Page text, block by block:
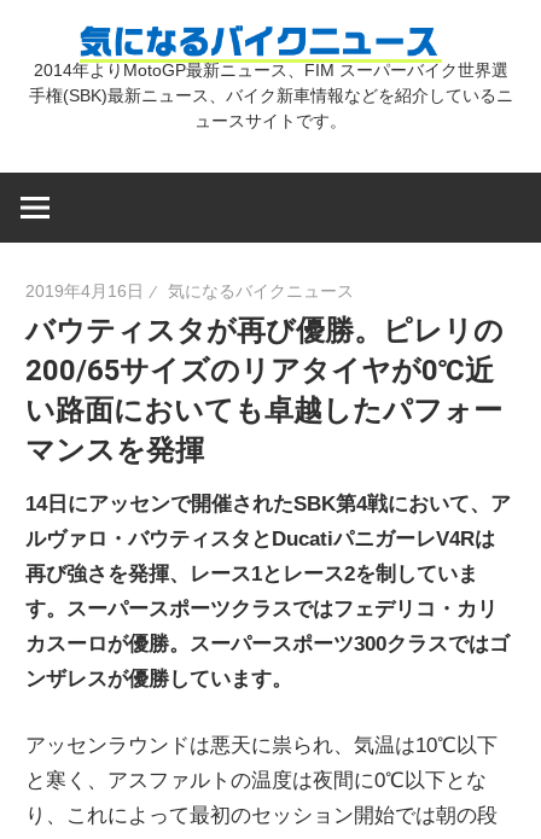
気
バ
イ
ク
ニ
ュ
ー
ス
2014年よりMotoGP最新ニュース、FIM スーパーバイク世界選
手権(SBK)最新ニュース、バイク新車情報などを紹介しているニ
ュースサイトです。
2019年4月16日 気になるバイクニュース
バウティスタが再び優勝。ピレリの
200/65サイズのリアタイヤが0℃近
い路面においても卓越したパフォー
マンスを発揮
14日にアッセンで開催されたSBK第4戦において、ア
ルヴァロ・バウティスタとDucatiパニガーレV4Rは
再び強さを発揮、レース1とレース2を制していま
す。スーパースポーツクラスではフェデリコ・カリ
カスーロが優勝。スーパースポーツ300クラスではゴ
ンザレスが優勝しています。
アッセンラウンドは悪天に祟られ、気温は10℃以下
と寒く、アスファルトの温度は夜間に0℃以下とな
り、これによって最初のセッション開始では朝の段